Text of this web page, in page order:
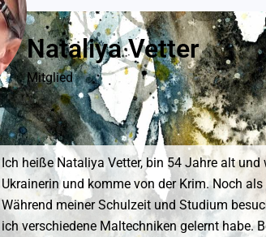
Nataliya Vetter
Mitglied
Ich heiße Nataliya Vetter, bin 54 Jahre alt
Ukrainerin und komme von der Krim. Noch
Während meiner Schulzeit und Studium
ich verschiedene Maltechniken gelernt habe.